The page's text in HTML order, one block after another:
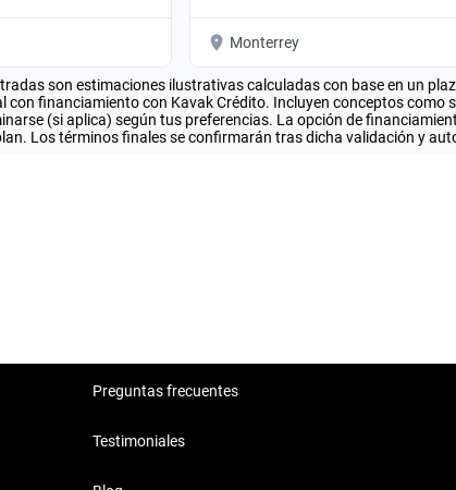
Monterrey
son estimaciones ilustrativas calculadas con base en un
con financiamiento con Kavak Crédito. Incluyen conceptos
(si aplica) según tus preferencias. La opción de
Los términos finales se confirmarán tras dicha validación y
Preguntas frecuentes
Testimoniales